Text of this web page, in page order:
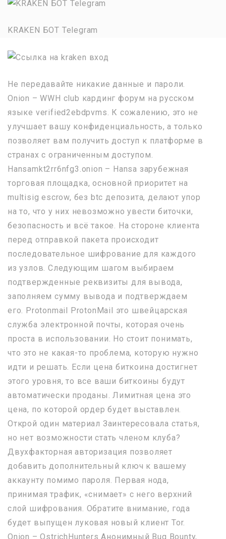
KRAKEN БОТ Telegram
Не передавайте никакие данные и пароли.
Onion – WWH club кардинг форум на русском
языке verified2ebdpvms. К сожалению, это не
улучшает вашу конфиденциальность, а только
позволяет вам получить доступ к платформе в
странах с ограниченным доступом.
Hansamkt2rr6nfg3.onion – Hansa зарубежная
торговая площадка, основной приоритет на
multisig escrow, без btc депозита, делают упор
на то, что у них невозможно увести биточки,
безопасность и всё такое. На стороне клиента
перед отправкой пакета происходит
последовательное шифрование для каждого
из узлов. Следующим шагом выбираем
подтвержденные реквизиты для вывода,
заполняем сумму вывода и подтверждаем
его. Protonmail ProtonMail это швейцарская
служба электронной почты, которая очень
проста в использовании. Но стоит понимать,
что это не какая-то проблема, которую нужно
идти и решать. Если цена биткоина достигнет
этого уровня, то все ваши биткоины будут
автоматически проданы. Лимитная цена это
цена, по которой ордер будет выставлен.
Открой один материал Заинтересовала статья,
но нет возможности стать членом клуба?
Двухфакторная авторизация позволяет
добавить дополнительный ключ к вашему
аккаунту помимо пароля. Первая нода,
принимая трафик, «снимает» с него верхний
слой шифрования. Обратите внимание, года
будет выпущен луковая новый клиент Tor.
Onion – OstrichHunters Анонимный Bug Bounty,